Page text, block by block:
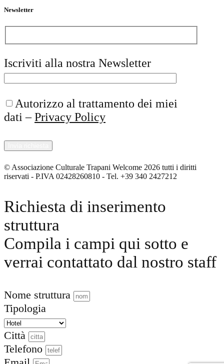
Newsletter
Iscriviti alla nostra Newsletter
Autorizzo al trattamento dei miei
dati –Privacy Policy
© Associazione Culturale Trapani Welcome 2026 tutti i diritti
riservati - P.IVA 02428260810 - Tel. +39 340 2427212
Richiesta di inserimento
struttura
Compila i campi qui sotto e
verrai contattato dal nostro staff
Nome struttura
Tipologia
Città
Telefono